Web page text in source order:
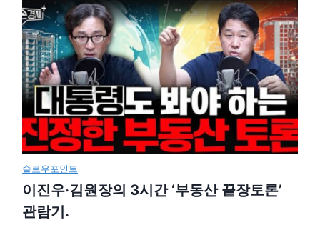
슬로우포인트
이진우·김원장의 3시간 ‘부동산 끝장토론’
관람기.